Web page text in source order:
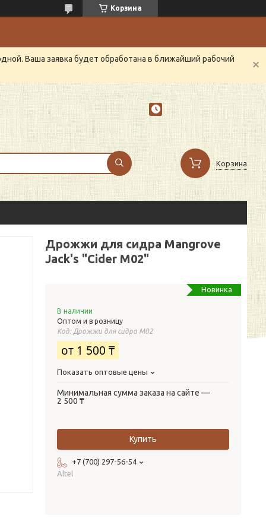
Корзина
Ваша заявка будет обработана в ближайший рабочий
Корзина
Дрожжи для сидра Mangrove
Jack's "Cider M02"
Новинка
В наличии
Оптом и в розницу
Код: Дрожжи для сидра М02
от 1 500 ₸
Показать оптовые цены
Минимальная сумма заказа на сайте —
2 500 ₸
Купить
+7 (700) 297-56-54
Altel